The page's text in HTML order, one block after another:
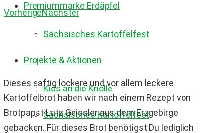
Sächsisches Kartoffelfest
Kids an die Knolle
Premiummarke Erdäpfel
Projekte & Aktionen
Sächsisches Kartoffelfest
VorherigeNächster
Dieses saftig lockere und vor allem leckere
Kartoffelbrot haben wir nach einem Rezept von
Brotpapst Lutz Geissler aus dem Erzgebirge
gebacken. Für dieses Brot benötigst Du lediglich